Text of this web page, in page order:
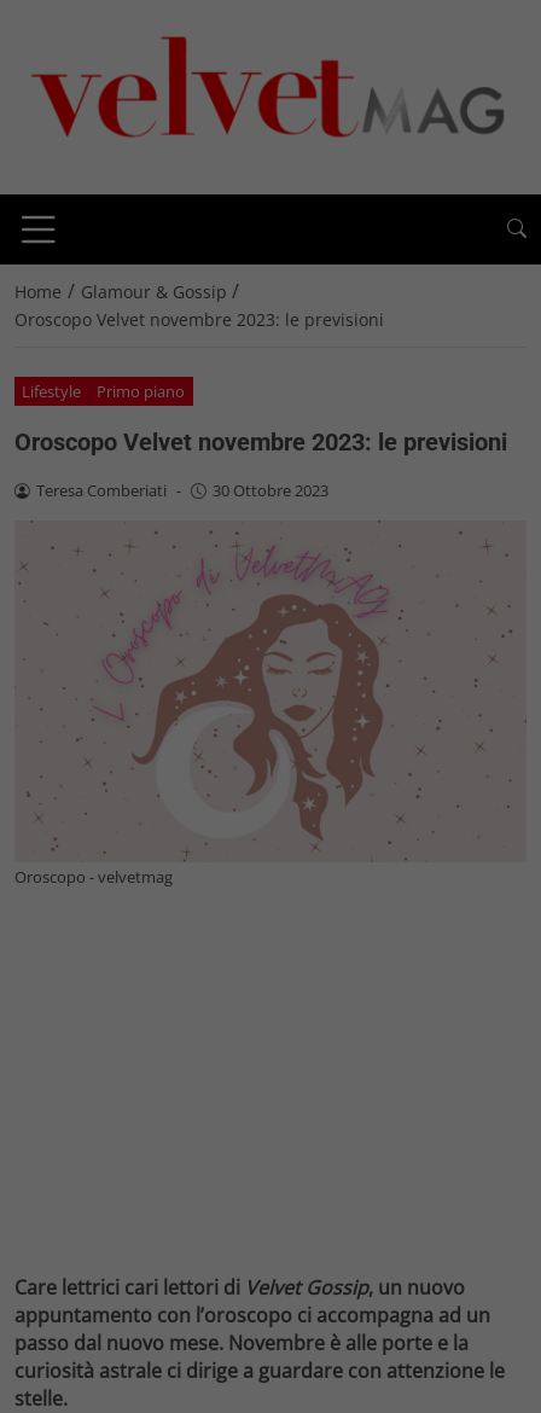
Home / Glamour & Gossip /
Oroscopo Velvet novembre 2023: le previsioni
Lifestyle Primo piano
Oroscopo Velvet novembre 2023: le previsioni
Teresa Comberiati - 30 Ottobre 2023
Oroscopo - velvetmag
Care lettrici cari lettori di Velvet Gossip, un nuovo
appuntamento con l’oroscopo ci accompagna ad un
passo dal nuovo mese. Novembre è alle porte e la
curiosità astrale ci dirige a guardare con attenzione le
stelle.